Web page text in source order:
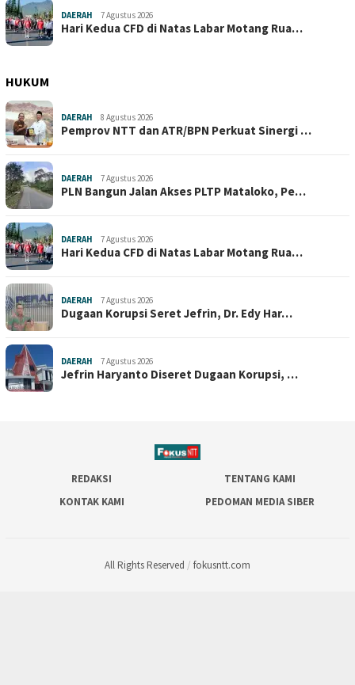
DAERAH 7 Agustus 2026
Hari Kedua CFD di Natas Labar Motang Rua…
HUKUM
DAERAH 8 Agustus 2026
Pemprov NTT dan ATR/BPN Perkuat Sinergi …
DAERAH 7 Agustus 2026
PLN Bangun Jalan Akses PLTP Mataloko, Pe…
DAERAH 7 Agustus 2026
Hari Kedua CFD di Natas Labar Motang Rua…
DAERAH 7 Agustus 2026
Dugaan Korupsi Seret Jefrin, Dr. Edy Har…
DAERAH 7 Agustus 2026
Jefrin Haryanto Diseret Dugaan Korupsi, …
REDAKSI
TENTANG KAMI
KONTAK KAMI
PEDOMAN MEDIA SIBER
All Rights Reserved / fokusntt.com